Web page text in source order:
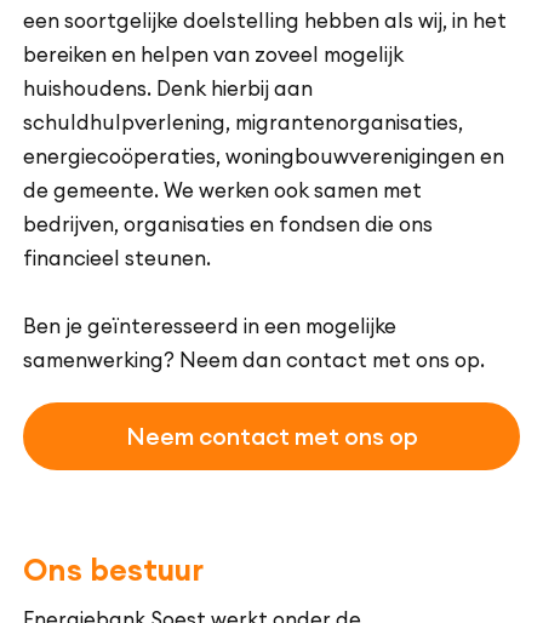
een soortgelijke doelstelling hebben als wij, in het
bereiken en helpen van zoveel mogelijk
huishoudens. Denk hierbij aan
schuldhulpverlening, migrantenorganisaties,
energiecoöperaties, woningbouwverenigingen en
de gemeente. We werken ook samen met
bedrijven, organisaties en fondsen die ons
financieel steunen.
Ben je geïnteresseerd in een mogelijke
samenwerking? Neem dan contact met ons op.
Neem contact met ons op
Ons bestuur